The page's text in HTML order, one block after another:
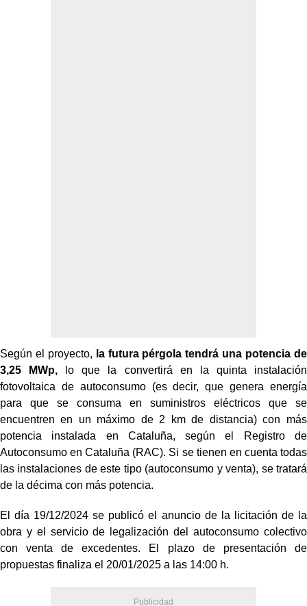
Según el proyecto, la futura pérgola tendrá una potencia de
3,25 MWp, lo que la convertirá en la quinta instalación
fotovoltaica de autoconsumo (es decir, que genera energía
para que se consuma en suministros eléctricos que se
encuentren en un máximo de 2 km de distancia) con más
potencia instalada en Cataluña, según el Registro de
Autoconsumo en Cataluña (RAC). Si se tienen en cuenta todas
las instalaciones de este tipo (autoconsumo y venta), se tratará
de la décima con más potencia.
El día 19/12/2024 se publicó el anuncio de la licitación de la
obra y el servicio de legalización del autoconsumo colectivo
con venta de excedentes. El plazo de presentación de
propuestas finaliza el 20/01/2025 a las 14:00 h.